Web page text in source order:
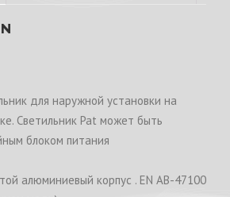
для наружной установки на
Светильник Pat может быть
блоком питания
алюминиевый корпус . EN AB-47100